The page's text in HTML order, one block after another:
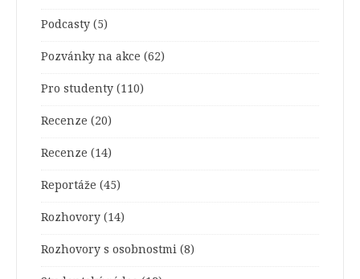
Podcasty (5)
Pozvánky na akce (62)
Pro studenty (110)
Recenze (20)
Recenze (14)
Reportáže (45)
Rozhovory (14)
Rozhovory s osobnostmi (8)